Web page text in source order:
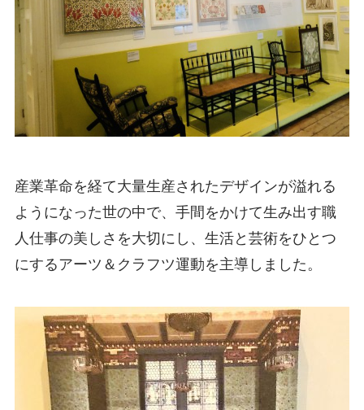
産業革命を経て大量生産されたデザインが溢れる
ようになった世の中で、手間をかけて生み出す職
人仕事の美しさを大切にし、生活と芸術をひとつ
にするアーツ＆クラフツ運動を主導しました。